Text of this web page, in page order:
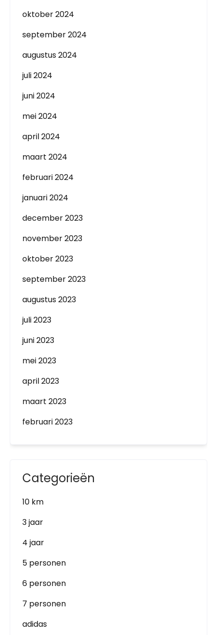
oktober 2024
september 2024
augustus 2024
juli 2024
juni 2024
mei 2024
april 2024
maart 2024
februari 2024
januari 2024
december 2023
november 2023
oktober 2023
september 2023
augustus 2023
juli 2023
juni 2023
mei 2023
april 2023
maart 2023
februari 2023
Categorieën
10 km
3 jaar
4 jaar
5 personen
6 personen
7 personen
adidas